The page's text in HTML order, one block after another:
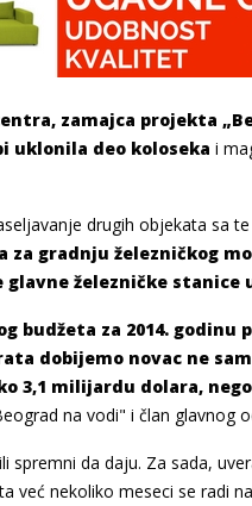
zamajca projekta
uklonila deo koloseka i
drugih objekata sa
gradnju železničkog
železničke stanice
budžeta za 2014.
dobijemo novac ne
3,1 milijardu dolara,
na vodi" i član glavnog
da daju. Za sada,
već nekoliko meseci se radi